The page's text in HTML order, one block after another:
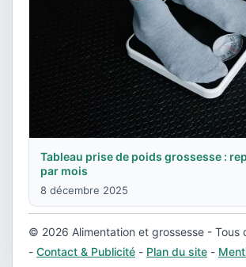
Tableau prise de poids grossesse :
par mois
8 décembre 2025
© 2026 Alimentation et grossesse - Tous
- Contact & Publicité - Plan du site -